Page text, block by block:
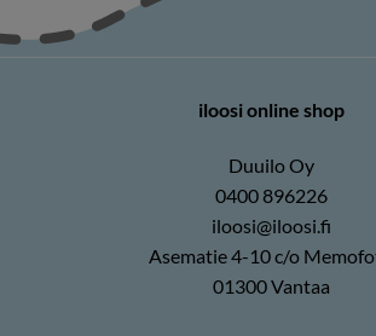
iloosi online shop
Duuilo Oy
0400 896226
iloosi@iloosi.fi
Asematie 4-10 c/o
01300 Vantaa